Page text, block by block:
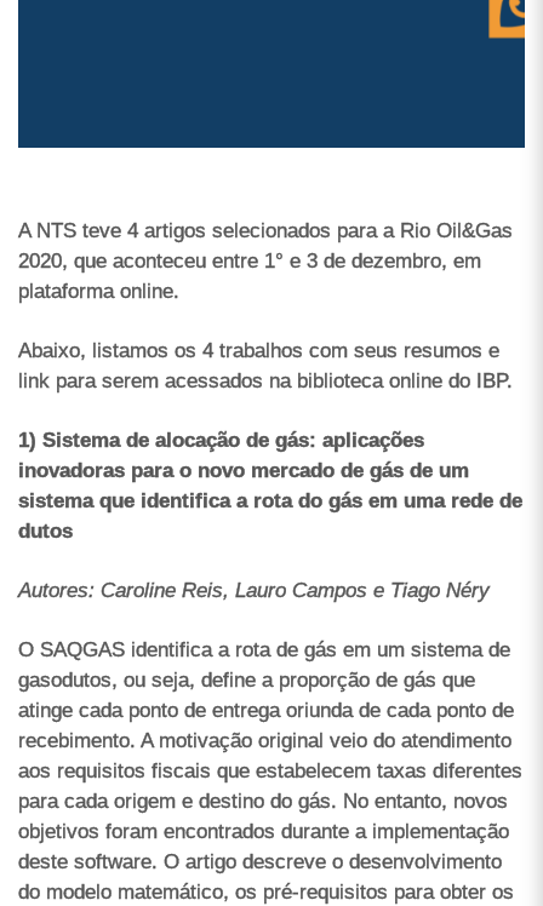
A NTS teve 4 artigos selecionados para a Rio Oil&Gas
2020, que aconteceu entre 1° e 3 de dezembro, em
plataforma online.
Abaixo, listamos os 4 trabalhos com seus resumos e
link para serem acessados na biblioteca online do IBP.
1) Sistema de alocação de gás: aplicações
inovadoras para o novo mercado de gás de um
sistema que identifica a rota do gás em uma rede de
dutos
Autores: Caroline Reis, Lauro Campos e Tiago Néry
O SAQGAS identifica a rota de gás em um sistema de
gasodutos, ou seja, define a proporção de gás que
atinge cada ponto de entrega oriunda de cada ponto de
recebimento. A motivação original veio do atendimento
aos requisitos fiscais que estabelecem taxas diferentes
para cada origem e destino do gás. No entanto, novos
objetivos foram encontrados durante a implementação
deste software. O artigo descreve o desenvolvimento
do modelo matemático, os pré-requisitos para obter os